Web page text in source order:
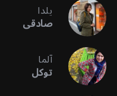
یلدا
صادقی
آلما
توکل